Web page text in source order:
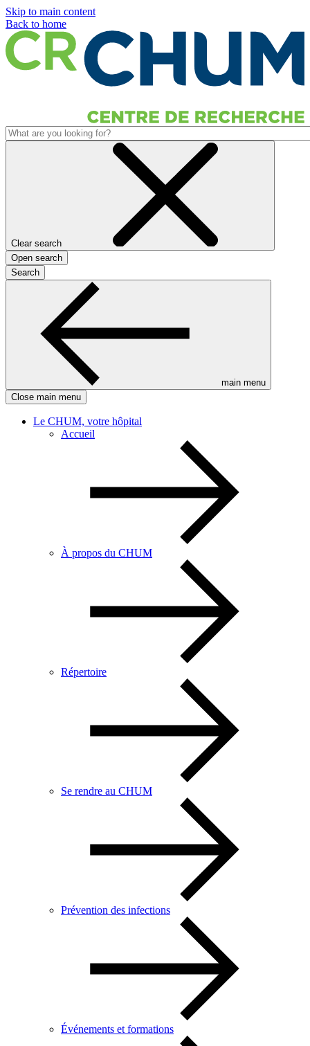
Skip to main content
Back to home
Clear search
Open search
Search
main menu
Close main menu
Le CHUM, votre hôpital
Accueil
À propos du CHUM
Répertoire
Se rendre au CHUM
Prévention des infections
Événements et formations